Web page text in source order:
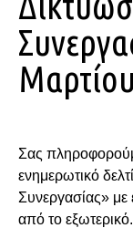
Σας
ενημερωτικό
Συνεργασίας» με
από το εξωτερικό.